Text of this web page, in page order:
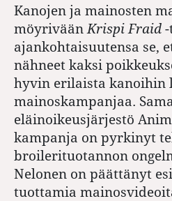
Kanojen ja mainosten
möyrivään Krispi Fraid
ajankohtaisuutensa se,
nähneet kaksi
hyvin erilaista kanoihin
mainoskampanjaa.
eläinoikeusjärjestö
kampanja on pyrkinyt
broilerituotannon
Nelonen on päättänyt
tuottamia